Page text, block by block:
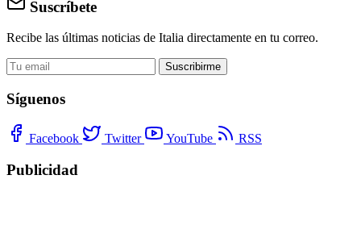
Suscríbete
Recibe las últimas noticias de Italia directamente en tu correo.
Suscribirme
Síguenos
Facebook Twitter YouTube RSS
Publicidad